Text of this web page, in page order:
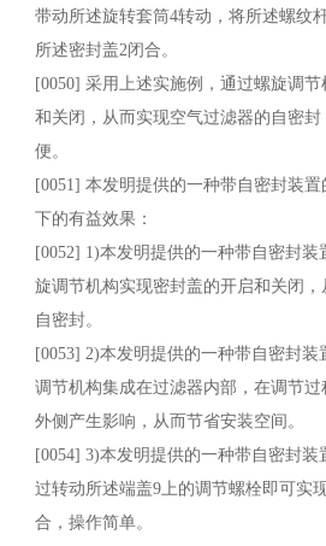
带动所述旋转套筒4转动，将所述螺纹
所述密封盖2闭合。
[0050] 采用上述实施例，通过螺旋调
和关闭，从而实现空气过滤器的自密
便。
[0051] 本发明提供的一种带自密封装
下的有益效果：
[0052] 1)本发明提供的一种带自密封
旋调节机构实现密封盖的开启和关闭
自密封。
[0053] 2)本发明提供的一种带自密封
调节机构集成在过滤器内部，在调节
外侧产生影响，从而节省安装空间。
[0054] 3)本发明提供的一种带自密封装
过转动所述端盖9上的调节螺栓即可实
合，操作简单。